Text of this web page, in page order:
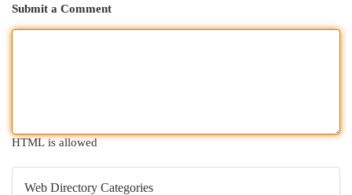
Submit a Comment
HTML is allowed
Web Directory Categories